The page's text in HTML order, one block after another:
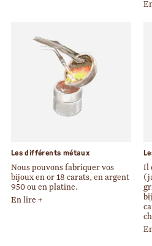
Les différents métaux
Nous pouvons fabriquer vos
bijoux en or 18 carats, en argent
950 ou en platine.
En lire +
Il